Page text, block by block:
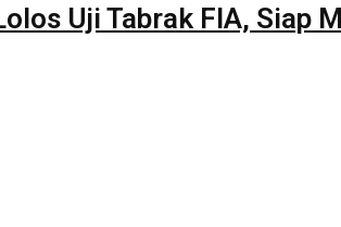
Uji Tabrak FIA, Siap